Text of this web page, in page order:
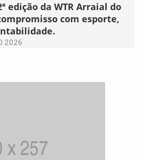
edição da WTR Arraial do
com esporte,
2026